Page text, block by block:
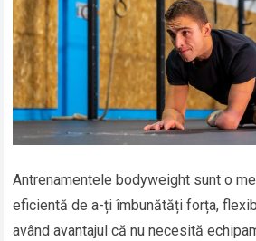
Antrenamentele bodyweight sunt o
eficientă de a-ți îmbunătăți forța,
având avantajul că nu necesită